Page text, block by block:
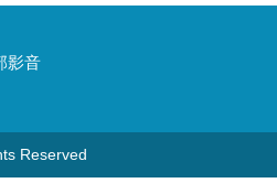
影音
Reserved